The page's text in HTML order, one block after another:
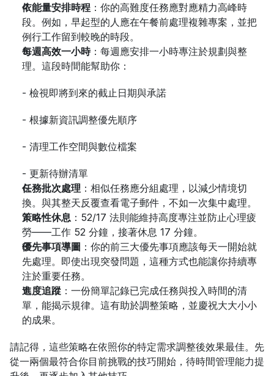
依能量安排時程 ：你的高難度任務應對應精力高峰時
段。例如，早起型的人應在午餐前處理複雜專案，並把
例行工作留到較晚的時段。
每週高效一小時：每週應安排一小時專注於規劃與整
理。這段時間能幫助你：
- 檢視即將到來的截止日期與承諾
- 根據新資訊調整優先順序
- 清理工作空間與數位檔案
- 更新待辦清單
任務批次處理 ：相似任務應分組處理，以減少情境切
換。與其整天反覆查看電子郵件，不如一次集中處理。
策略性休息 ：52/17 法則能維持高度專注並防止心理疲
勞——工作 52 分鐘，接著休息 17 分鐘。
優先事項導圖 ：你的前三大優先事項應該每天一開始就
先處理。即使出現突發問題，這種方式也能讓你持續專
注於重要任務。
進度追蹤 ：一份簡單記錄已完成任務與投入時間的清
單，能揭示規律。這有助於調整策略，並慶祝大大小小
的成果。
請記得，這些策略在依照你的特定需求調整後效果最佳。先
從一兩個最符合你目前挑戰的技巧開始，待時間管理能力提